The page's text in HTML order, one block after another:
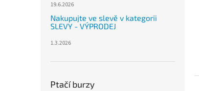
19.6.2026
Nakupujte ve slevě v kategorii
SLEVY - VÝPRODEJ
1.3.2026
Ptačí burzy